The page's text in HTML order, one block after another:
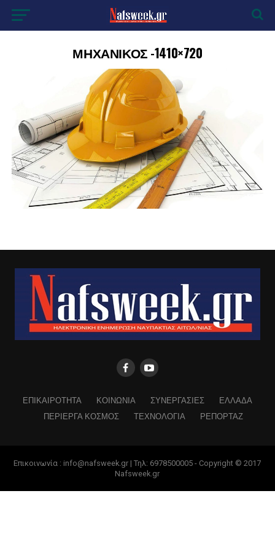
ΜΗΧΑΝΙΚΟΣ -1410×720
ΕΠΙΚΑΙΡΟΤΗΤΑ ΚΟΙΝΩΝΙΑ ΣΥΝΕΡΓΑΣΙΕΣ
ΕΛΛΑΔΑ
ΠΕΡΙΕΡΓΑ ΚΟΣΜΟΣ
ΤΕΧΝΟΛΟΓΙΑ ΡΕΠΟΡΤΑΖ
Επικοινωνία : info@nafsweek.gr | Τηλ: 6978500005 - Copyright © 2017
Nafsweek.gr